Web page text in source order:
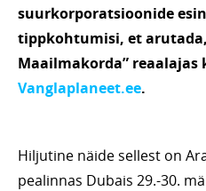
suurkorporatsioonide
tippkohtumisi, et
Maailmakorda”
Vanglaplaneet.ee.
Hiljutine näide sellest on
pealinnas Dubais 29.-30.